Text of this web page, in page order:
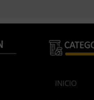
INICIO